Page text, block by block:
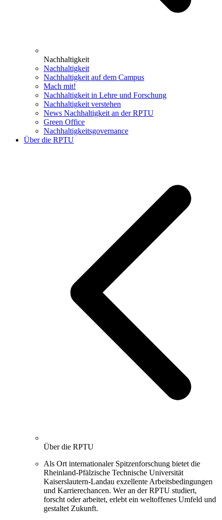
Nachhaltigkeit
Nachhaltigkeit
Nachhaltigkeit auf dem Campus
Mach mit!
Nachhaltigkeit in Lehre und Forschung
Nachhaltigkeit verstehen
News Nachhaltigkeit an der RPTU
Green Office
Nachhaltigkeitsgovernance
Über die RPTU
Über die RPTU
Als Ort internationaler Spitzenforschung bietet die
Rheinland-Pfälzische Technische Universität
Kaiserslautern-Landau exzellente Arbeitsbedingungen
und Karrierechancen. Wer an der RPTU studiert,
forscht oder arbeitet, erlebt ein weltoffenes Umfeld und
gestaltet Zukunft.